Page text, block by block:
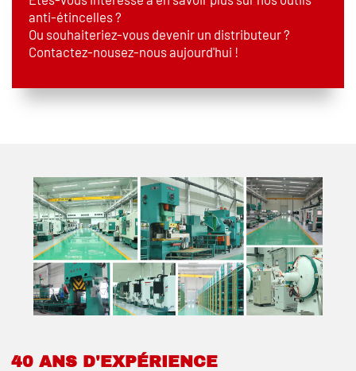
anti-étincelles ?
Ou souhaiteriez-vous devenir un distributeur ?
Contactez-nousez-nous aujourd'hui !
40 ANS D'EXPÉRIENCE